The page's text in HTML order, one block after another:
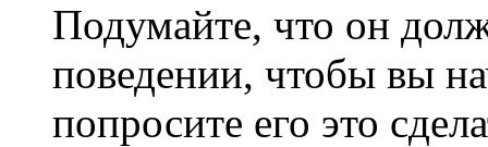
Подумайте, что он
поведении, чтобы вы
попросите его это